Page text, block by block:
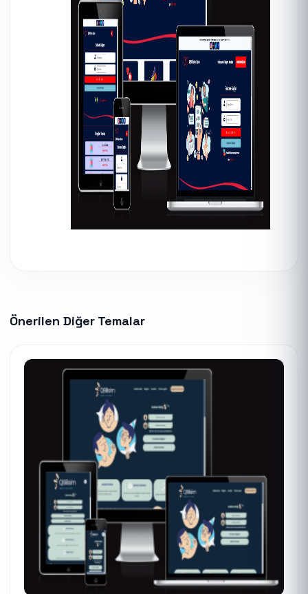
Önerilen Diğer Temalar